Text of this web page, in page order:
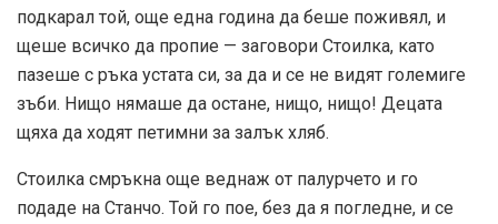
подкарал той, още една година да беше поживял, и
щеше всичко да пропие — заговори Стоилка, като
пазеше с ръка устата си, за да и се не видят големиге
зъби. Нищо нямаше да остане, нищо, нищо! Децата
щяха да ходят петимни за залък хляб.
Стоилка смръкна още веднаж от палурчето и го
подаде на Станчо. Той го пое, без да я погледне, и се